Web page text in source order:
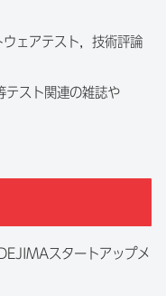
ェアテスト，技術評論
テスト関連の雑誌や
スタートアップメ